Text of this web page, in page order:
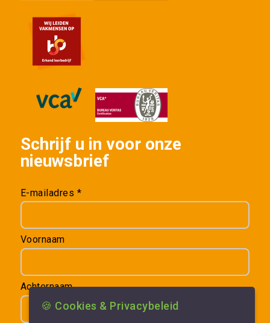
Schrijf u in voor onze
nieuwsbrief
E-mailadres *
Voornaam
Achternaam
🍪 Cookies & Privacybeleid